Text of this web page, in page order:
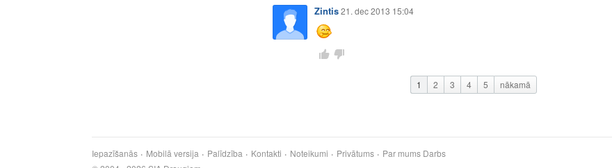
Zintis21. dec 2013 15:04
1 2 3 4 5 nākamā
Iepazīšanās Mobilā versija Palīdzība Kontakti Noteikumi Privātums Par mums Darbs